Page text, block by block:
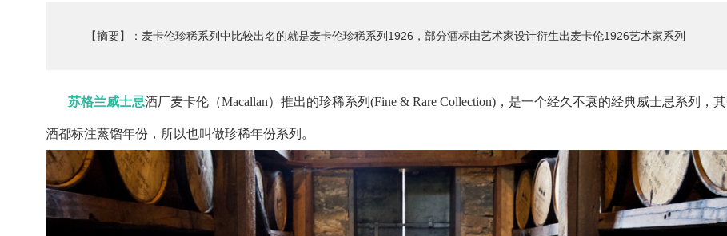
【摘要】：麦卡伦珍稀系列中比较出名的就是麦卡伦珍稀系列1926，部分酒标由艺术家设计衍生出麦卡伦1926艺术家系列
苏格兰威士忌酒厂麦卡伦（Macallan）推出的珍稀系列(Fine & Rare Collection)，是一个经久不衰的经典威士忌系列，
酒都标注蒸馏年份，所以也叫做珍稀年份系列。